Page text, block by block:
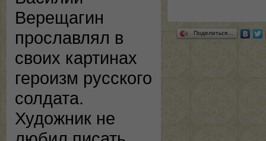
Верещагин
прославлял в
своих картинах
героизм русского
солдата.
Художник не
Поделиться…